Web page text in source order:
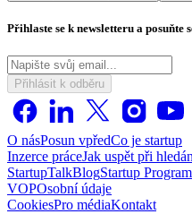
Přihlaste se k newsletteru a posuňte
Přihlásit k odběru
O násPosun vpředCo je startup
Inzerce práceJak uspět při
StartupTalkBlogStartup Program
VOPOsobní údaje
CookiesPro médiaKontakt